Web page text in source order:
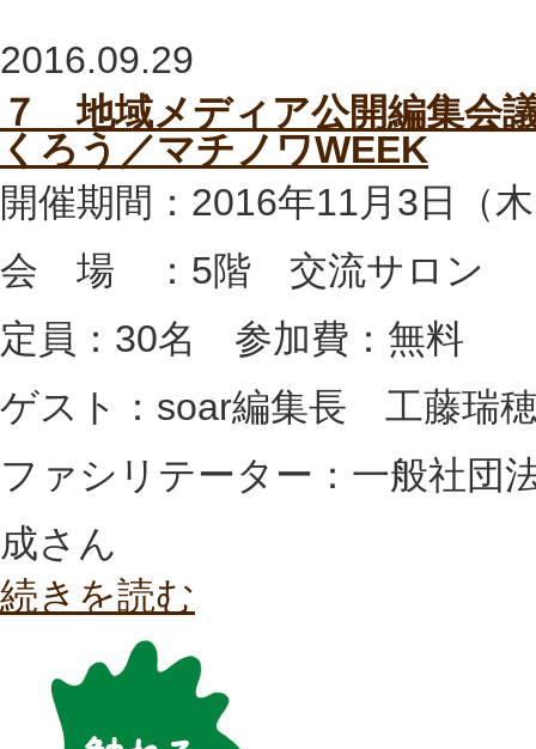
2016.09.29
７ 地域メディア公開編集会
くろう／マチノワWEEK
開催期間：2016年11月3日（
会 場 ：5階 交流サロン
定員：30名 参加費：無料
ゲスト：soar編集長 工藤瑞
ファシリテーター：一般社
成さん
続きを読む